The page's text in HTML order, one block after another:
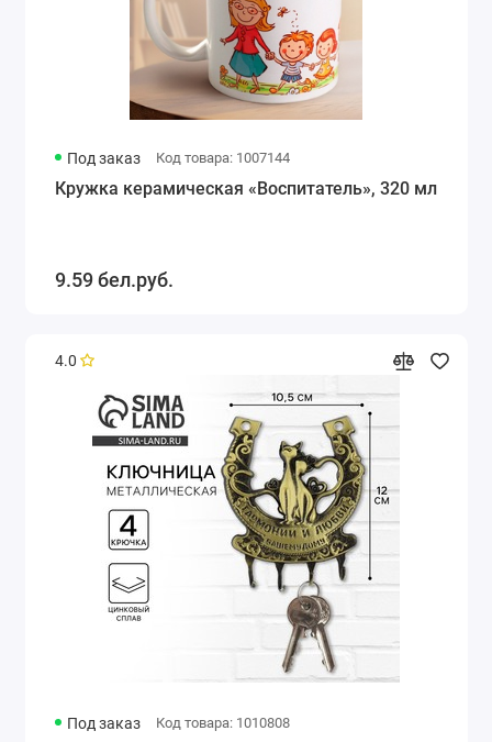
Под заказ Код товара: 1007144
Кружка керамическая «Воспитатель», 320 мл
9.59 бел.руб.
4.0
Под заказ Код товара: 1010808